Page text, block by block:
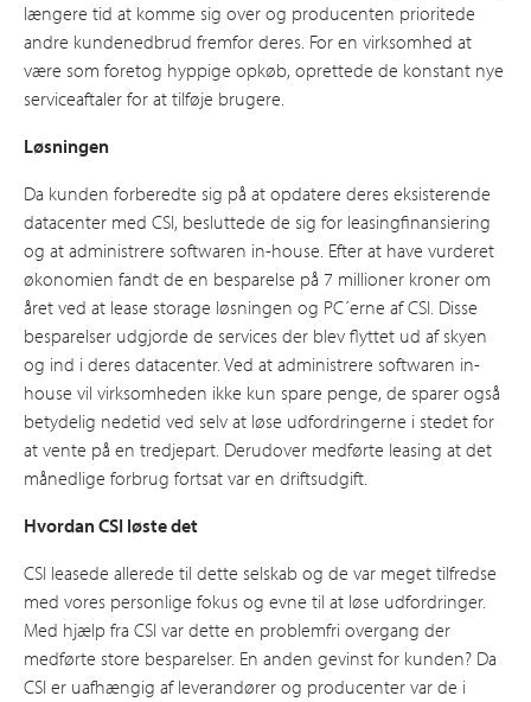
længere tid at komme sig over og producenten prioritede
andre kundenedbrud fremfor deres. For en virksomhed at
være som foretog hyppige opkøb, oprettede de konstant nye
serviceaftaler for at tilføje brugere.
Løsningen
Da kunden forberedte sig på at opdatere deres eksisterende
datacenter med CSI, besluttede de sig for leasingfinansiering
og at administrere softwaren in-house. Efter at have vurderet
økonomien fandt de en besparelse på 7 millioner kroner om
året ved at lease storage løsningen og PC´erne af CSI. Disse
besparelser udgjorde de services der blev flyttet ud af skyen
og ind i deres datacenter. Ved at administrere softwaren in-
house vil virksomheden ikke kun spare penge, de sparer også
betydelig nedetid ved selv at løse udfordringerne i stedet for
at vente på en tredjepart. Derudover medførte leasing at det
månedlige forbrug fortsat var en driftsudgift.
Hvordan CSI løste det
CSI leasede allerede til dette selskab og de var meget tilfredse
med vores personlige fokus og evne til at løse udfordringer.
Med hjælp fra CSI var dette en problemfri overgang der
medførte store besparelser. En anden gevinst for kunden? Da
CSI er uafhængig af leverandører og producenter var de i